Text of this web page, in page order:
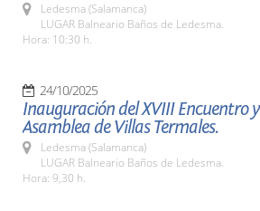
Ledesma (Salamanca)
LUGAR Balneario Baños de Ledesma.
Hora: 10:30 h.
24/10/2025
Inauguración del XVIII Encuentro y
Asamblea de Villas Termales.
Ledesma (Salamanca)
LUGAR Balneario Baños de Ledesma.
Hora: 9,30 h.